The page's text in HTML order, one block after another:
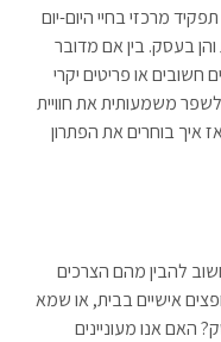
מרכזי בחיי היום-יום
והן בעסק. בין אם מדובר
חשובים או פריטים יקרי
משמעותית את חוויית
איך בוחרים את הפתרון
להבין מהם הצרכים
אישיים בבית, או שמא
האם אנו מעוניינים